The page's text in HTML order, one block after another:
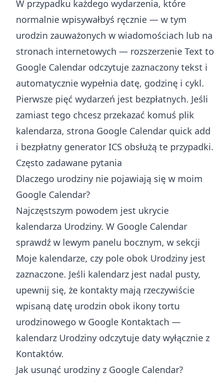
W przypadku każdego wydarzenia, które
normalnie wpisywałbyś ręcznie — w tym
urodzin zauważonych w wiadomościach lub na
stronach internetowych — rozszerzenie Text to
Google Calendar odczytuje zaznaczony tekst i
automatycznie wypełnia datę, godzinę i cykl.
Pierwsze pięć wydarzeń jest bezpłatnych. Jeśli
zamiast tego chcesz przekazać komuś plik
kalendarza, strona Google Calendar quick add
i bezpłatny generator ICS obsłużą te przypadki.
Często zadawane pytania
Dlaczego urodziny nie pojawiają się w moim
Google Calendar?
Najczęstszym powodem jest ukrycie
kalendarza Urodziny. W Google Calendar
sprawdź w lewym panelu bocznym, w sekcji
Moje kalendarze, czy pole obok Urodziny jest
zaznaczone. Jeśli kalendarz jest nadal pusty,
upewnij się, że kontakty mają rzeczywiście
wpisaną datę urodzin obok ikony tortu
urodzinowego w Google Kontaktach —
kalendarz Urodziny odczytuje daty wyłącznie z
Kontaktów.
Jak usunąć urodziny z Google Calendar?